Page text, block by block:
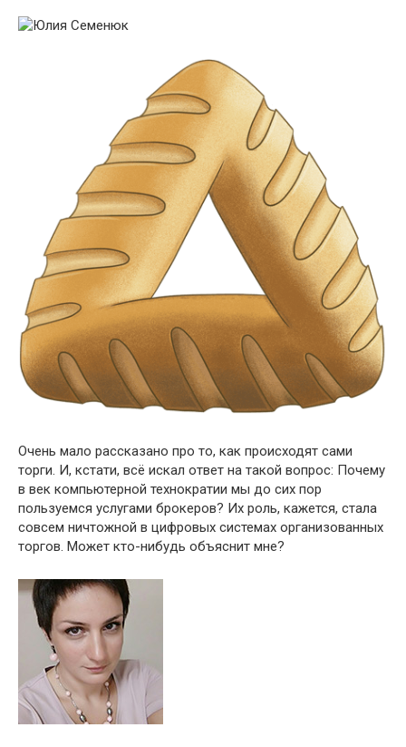
Очень мало рассказано про то, как происходят сами
торги. И, кстати, всё искал ответ на такой вопрос: Почему
в век компьютерной технократии мы до сих пор
пользуемся услугами брокеров? Их роль, кажется, стала
совсем ничтожной в цифровых системах организованных
торгов. Может кто-нибудь объяснит мне?